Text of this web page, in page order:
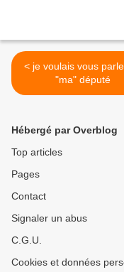
< je voulais vous parler de
"ma" député
Hébergé par Overblog
Top articles
Pages
Contact
Signaler un abus
C.G.U.
Cookies et données